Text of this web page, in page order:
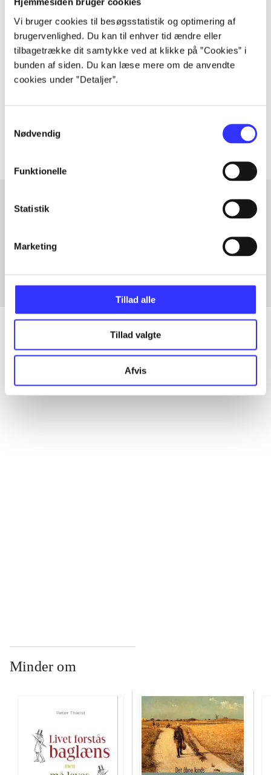
Vi bruger cookies til besøgsstatistik og optimering af
brugervenlighed. Du kan til enhver tid ændre eller
tilbagetrække dit samtykke ved at klikke på ”Cookies” i
bunden af siden. Du kan læse mere om de anvendte
cookies under ”Detaljer”.
Nødvendig
Funktionelle
Statistik
Marketing
Tillad alle
Tillad valgte
Afvis
Tidsskrift
Artiklen er en del af
lorem ipsum dolor sit amet ...
Fra
Alle registrerede artikler fordelt på udgivelser
Minder om